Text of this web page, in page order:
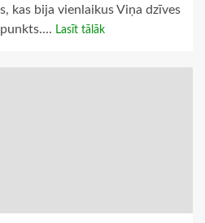
kas bija vienlaikus Viņa dzīves
Lasīt tālāk